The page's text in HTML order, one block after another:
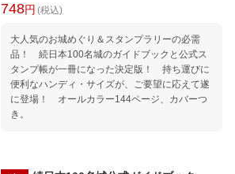
748円 (税込)
大人気のお城めぐり＆スタンプラリーの必需
品！ 続日本100名城のガイドブックと公式ス
タンプ帳が一冊になった決定版！ 持ち運びに
便利なハンディ・サイズが、ご要望に応えて遂
に登場！ オールカラー144ページ、カバーつ
き。